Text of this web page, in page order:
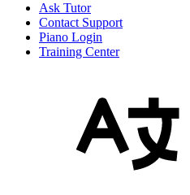
Ask Tutor
Contact Support
Piano Login
Training Center